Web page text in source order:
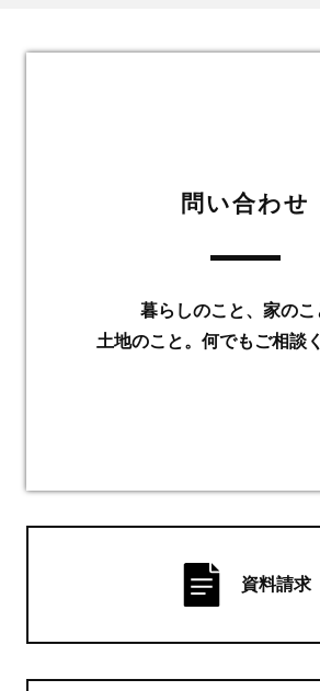
資料請求
問い合わせ
暮らしのこと、家のこ
土地のこと。何でもご相談